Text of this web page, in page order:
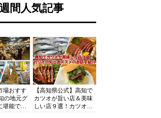
間人気記事
場おすす
の地元グ
堪能でき
【高知県公式】高知で
カツオが旨い店＆美味
しい店９選！カツオの